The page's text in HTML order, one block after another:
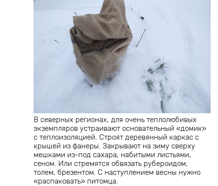
В северных регионах, для очень теплолюбивых
экземпляров устраивают основательный «домик»
с теплоизоляцией. Строят деревянный каркас с
крышей из фанеры. Закрывают на зиму сверху
мешками из-под сахара, набитыми листьями,
сеном. Или стремятся обвязать рубероидом,
толем, брезентом. С наступлением весны нужно
«распаковать» питомца.